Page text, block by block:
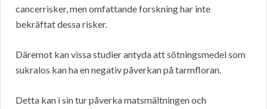
cancerrisker, men omfattande forskning har inte
bekräftat dessa risker.
Däremot kan vissa studier antyda att sötningsmedel som
sukralos kan ha en negativ påverkan på tarmfloran.
Detta kan i sin tur påverka matsmältningen och